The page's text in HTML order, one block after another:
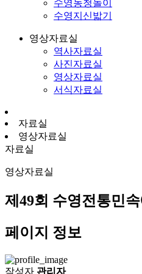
수영농청놀이
수영지신밟기
영상자료실
역사자료실
사진자료실
영상자료실
서식자료실
자료실
영상자료실
자료실
영상자료실
제49회 수영전통민
페이지 정보
작성자 관리자